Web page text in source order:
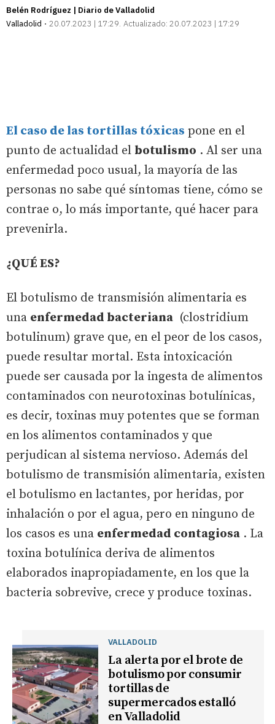
Belén Rodríguez | Diario de Valladolid
Valladolid
20.07.2023 | 17:29 Actualizado: 20.07.2023 | 17:29
El caso de las tortillas tóxicas pone en el
punto de actualidad el botulismo . Al ser una
enfermedad poco usual, la mayoría de las
personas no sabe qué síntomas tiene, cómo se
contrae o, lo más importante, qué hacer para
prevenirla.
¿QUÉ ES?
El botulismo de transmisión alimentaria es
una enfermedad bacteriana (clostridium
botulinum) grave que, en el peor de los casos,
puede resultar mortal. Esta intoxicación
puede ser causada por la ingesta de alimentos
contaminados con neurotoxinas botulínicas,
es decir, toxinas muy potentes que se forman
en los alimentos contaminados y que
perjudican al sistema nervioso. Además del
botulismo de transmisión alimentaria, existen
el botulismo en lactantes, por heridas, por
inhalación o por el agua, pero en ninguno de
los casos es una enfermedad contagiosa . La
toxina botulínica deriva de alimentos
elaborados inapropiadamente, en los que la
bacteria sobrevive, crece y produce toxinas.
VALLADOLID
La alerta por el brote de
botulismo por consumir
tortillas de
supermercados estalló
en Valladolid